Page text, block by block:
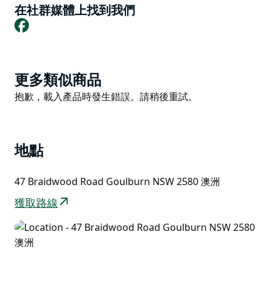
協會、牛仔競技協會、盛裝舞步協會、古爾本狗訓練協會
和養犬俱樂部
在每個財政年度發生變化。
有關休閒區管理計劃和其他活動的更多信息，請訪問古爾
在社群媒體上找到我們
Facebook
Product
List
更多類似商品
Product
抱歉，載入產品時發生錯誤。請稍後重試。
地點
47 Braidwood Road Goulburn NSW 2580 澳洲
獲取路線